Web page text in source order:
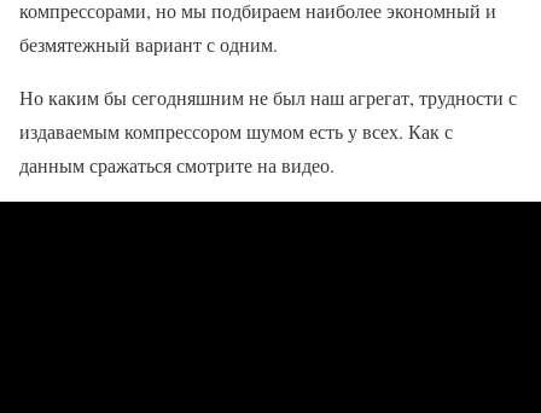
компрессорами, но мы подбираем наиболее экономный и
безмятежный вариант с одним.
Но каким бы сегодняшним не был наш агрегат, трудности с
издаваемым компрессором шумом есть у всех. Как с
данным сражаться смотрите на видео.